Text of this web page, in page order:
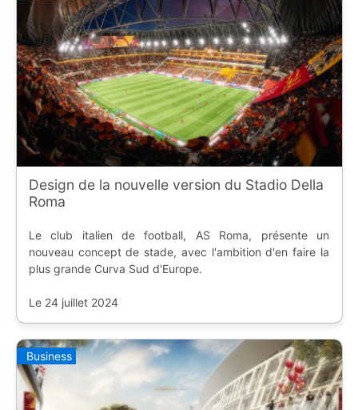
Design de la nouvelle version du Stadio Della
Roma
Le club italien de football, AS Roma, présente un
nouveau concept de stade, avec l'ambition d'en faire la
plus grande Curva Sud d'Europe.
Le 24 juillet 2024
Business